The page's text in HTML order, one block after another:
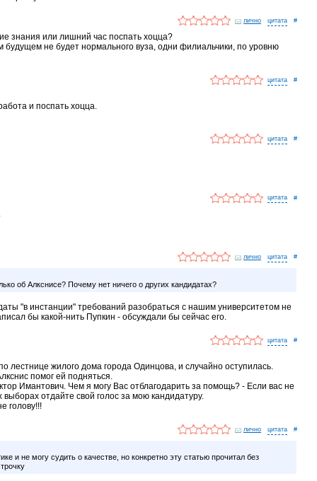
лично #
знания или лишний час поспать хоцца?
будущем не будет нормального вуза, одни филиальчики, по уровню
#
и поспать хоцца.
#
#
лично #
об Алкснисе? Почему нет ничего о других кандидатах?
"в инстанции" требований разобраться с нашим университетом не
бы какой-нить Пупкин - обсуждали бы сейчас его.
#
лестнице жилого дома города Одинцова, и случайно оступилась.
помог ей подняться.
Имантович. Чем я могу Вас отблагодарить за помощь? - Если вас не
отдайте свой голос за мою кандидатуру.
голову!!!
лично #
и не могу судить о качестве, но конкретно эту статью прочитал без